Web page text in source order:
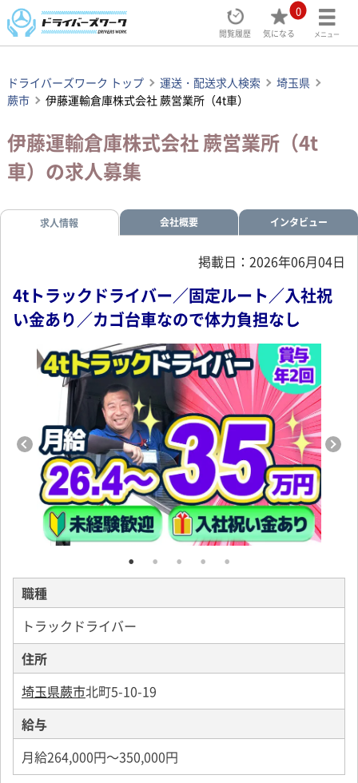
閲覧履歴
0
気になる メニュー
ドライバーズワーク トップ 運送・配送求人検索
埼玉県
蕨市
伊藤運輸倉庫株式会社 蕨営業所（4t車）
伊藤運輸倉庫株式会社 蕨営業所（4t
車）の求人募集
求人情報 会社概要 インタビュー
掲載日：2026年06月04日
4tトラックドライバー／固定ルート／入社祝
い金あり／カゴ台車なので体力負担なし
職種
トラックドライバー
住所
埼玉県蕨市北町5-10-19
給与
月給264,000円～350,000円